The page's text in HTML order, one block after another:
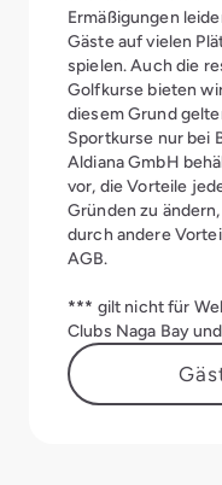
Ermäßigungen
Gäste auf vielen
spielen. Auch die
Golfkurse bieten
diesem Grund
Sportkurse nur bei
Aldiana GmbH
vor, die Vorteile
Gründen zu
durch andere
AGB.
*** gilt nicht für
Clubs Naga Bay